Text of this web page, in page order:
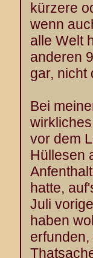
kürzere
wenn
alle Welt
anderen
gar, nicht
Bei
vor dem
Hüllesen
hatte,
Juli
haben